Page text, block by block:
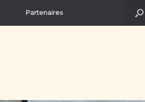
Partenaires